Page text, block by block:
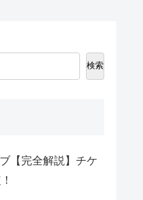
検索
【完全解説】チケ